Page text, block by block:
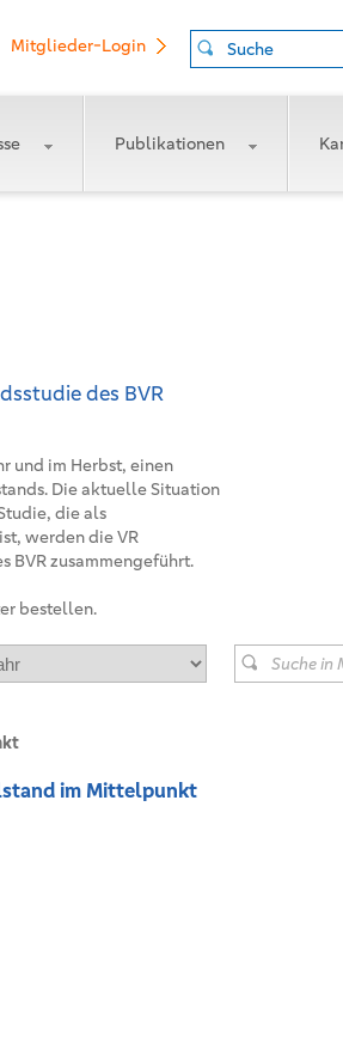
Suche
Mitglieder-Login
Publikationen
des BVR
und im Herbst, einen
Die aktuelle Situation
die als
werden die VR
BVR zusammengeführt.
bestellen.
Suche
im Mittelpunkt